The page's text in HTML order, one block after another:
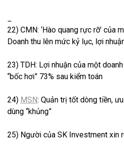
22) CMN: ‘Hào quang rực rỡ’ của
Doanh thu lên mức kỷ lục, lợi
23) TDH: Lợi nhuận của một
“bốc hơi” 73% sau kiểm toán
24) MSN: Quản trị tốt dòng tiền,
dùng “khủng”
25) Người của SK Investment xin